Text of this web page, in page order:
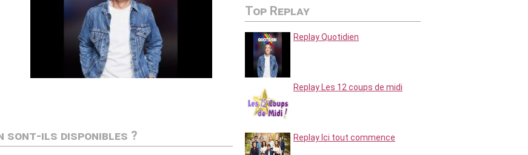
sont-ils disponibles ?
Top Replay
Replay Quotidien
Replay Les 12 coups de midi
Replay Ici tout commence